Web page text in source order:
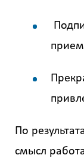
По
смысл